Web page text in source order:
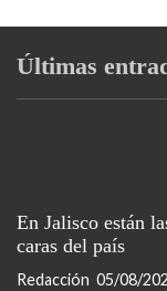
Últimas
En Jalisco están
caras del país
Redacción 05/08/